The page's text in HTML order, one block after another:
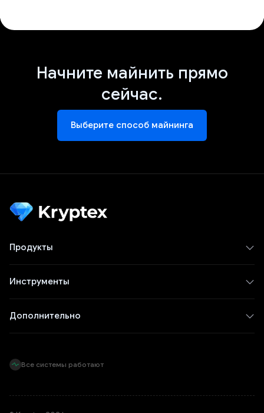
Начните майнить прямо
сейчас.
Выберите способ майнинга
Продукты
Инструменты
Дополнительно
Все системы работают